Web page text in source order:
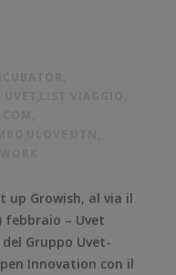
up Growish, al via il
febbraio – Uvet
Gruppo Uvet-
Innovation con il